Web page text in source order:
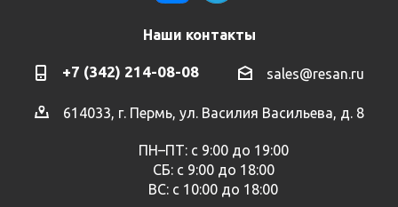
Наши контакты
+7 (342) 214-08-08 sales@resan.ru
614033, г. Пермь, ул. Василия Васильева, д. 8
ПН–ПТ: с 9:00 до 19:00
СБ: с 9:00 до 18:00
ВС: с 10:00 до 18:00